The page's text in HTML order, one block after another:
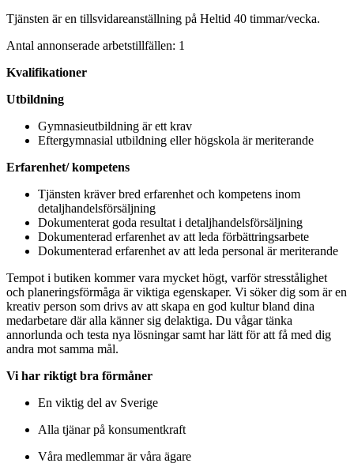
Tjänsten är en tillsvidareanställning på Heltid 40 timmar/vecka.
Antal annonserade arbetstillfällen: 1
Kvalifikationer
Utbildning
Gymnasieutbildning är ett krav
Eftergymnasial utbildning eller högskola är meriterande
Erfarenhet/ kompetens
Tjänsten kräver bred erfarenhet och kompetens inom
detaljhandelsförsäljning
Dokumenterat goda resultat i detaljhandelsförsäljning
Dokumenterad erfarenhet av att leda förbättringsarbete
Dokumenterad erfarenhet av att leda personal är meriterande
Tempot i butiken kommer vara mycket högt, varför stresstålighet
och planeringsförmåga är viktiga egenskaper. Vi söker dig som är en
kreativ person som drivs av att skapa en god kultur bland dina
medarbetare där alla känner sig delaktiga. Du vågar tänka
annorlunda och testa nya lösningar samt har lätt för att få med dig
andra mot samma mål.
Vi har riktigt bra förmåner
En viktig del av Sverige
Alla tjänar på konsumentkraft
Våra medlemmar är våra ägare